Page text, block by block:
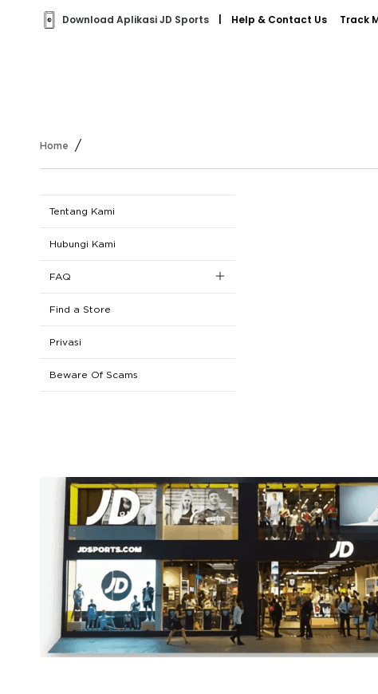
Download Aplikasi JD Sports Help & Contact Us Track
Home /
Tentang Kami
Hubungi Kami
FAQ
Registrasi
Pembayaran
Find a Store
Privasi
Beware Of Scams